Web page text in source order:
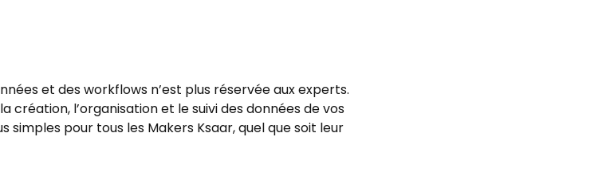
et des workflows n’est plus réservée aux experts.
création, l’organisation et le suivi des données de vos
simples pour tous les Makers Ksaar, quel que soit leur